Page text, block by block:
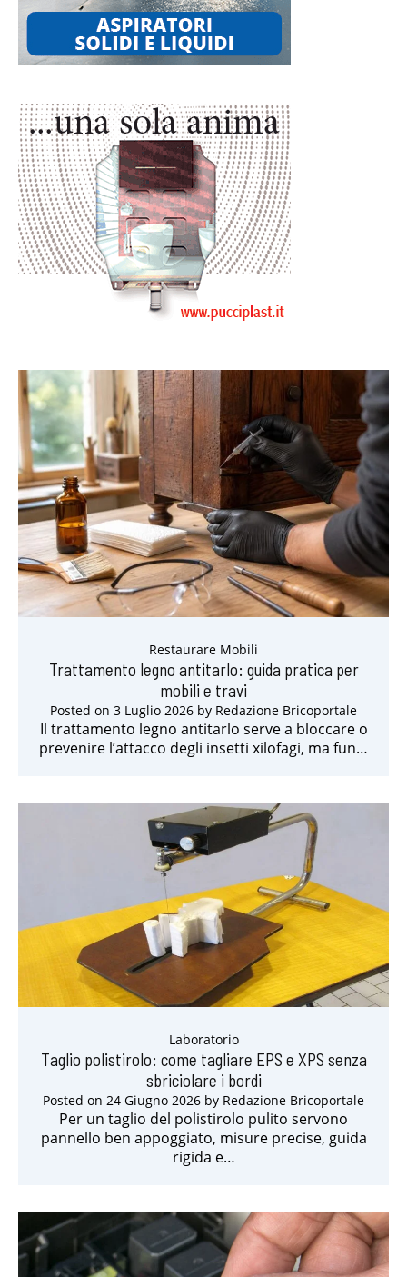
Restaurare Mobili
Trattamento legno antitarlo: guida pratica per
mobili e travi
Posted on 3 Luglio 2026 by Redazione Bricoportale
Il trattamento legno antitarlo serve a bloccare o
prevenire l’attacco degli insetti xilofagi, ma fun…
Laboratorio
Taglio polistirolo: come tagliare EPS e XPS senza
sbriciolare i bordi
Posted on 24 Giugno 2026 by Redazione Bricoportale
Per un taglio del polistirolo pulito servono
pannello ben appoggiato, misure precise, guida
rigida e…